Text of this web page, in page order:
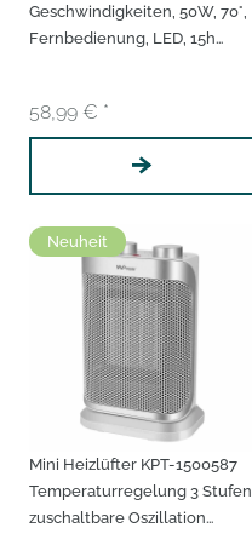
Geschwindigkeiten, 50W, 70°,
Fernbedienung, LED, 15h
58,99 € *
Neuheit
Mini Heizlüfter KPT-1500587
Temperaturregelung 3 Stufen
zuschaltbare Oszillation